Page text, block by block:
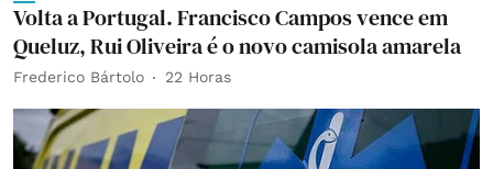
Volta a Portugal. Francisco Campos vence em
Queluz, Rui Oliveira é o novo camisola amarela
Frederico Bártolo 22 Horas